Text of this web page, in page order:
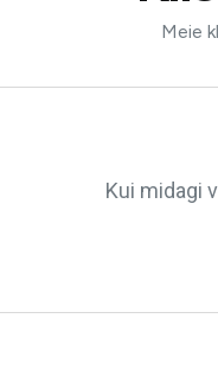
Meie
Kui midagi